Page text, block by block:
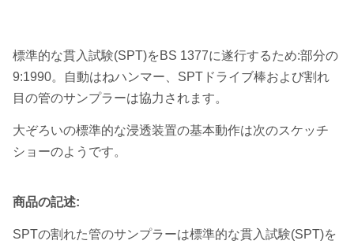
標準的な貫入試験(SPT)をBS 1377に遂行するため:部分の
9:1990。自動はねハンマー、SPTドライブ棒および割れ
目の管のサンプラーは協力されます。
大ぞろいの標準的な浸透装置の基本動作は次のスケッチ
ショーのようです。
商品の記述:
SPTの割れた管のサンプラーは標準的な貫入試験(SPT)を